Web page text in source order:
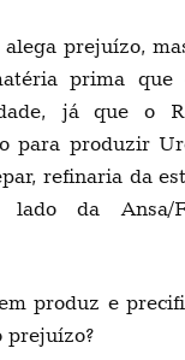
prejuízo,
prima que
já que o
para produzir
refinaria da
lado da Ansa/
produz e
prejuízo?